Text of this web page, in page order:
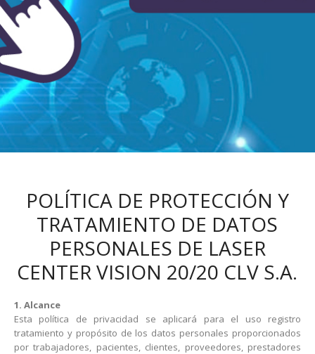
POLÍTICA DE PROTECCIÓN Y
TRATAMIENTO DE DATOS
PERSONALES DE LASER
CENTER VISION 20/20 CLV S.A.
1. Alcance
Esta política de privacidad se aplicará para el uso registro
tratamiento y propósito de los datos personales proporcionados
por trabajadores, pacientes, clientes, proveedores, prestadores